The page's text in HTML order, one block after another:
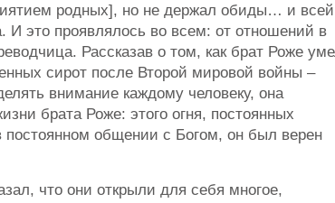
родных], но не держал обиды… и всей
это проявлялось во всем: от отношений в
Рассказав о том, как брат Роже
сирот после Второй мировой войны –
внимание каждому человеку, она
брата Роже: этого огня, постоянных
общении с Богом, он был верен
что они открыли для себя многое,